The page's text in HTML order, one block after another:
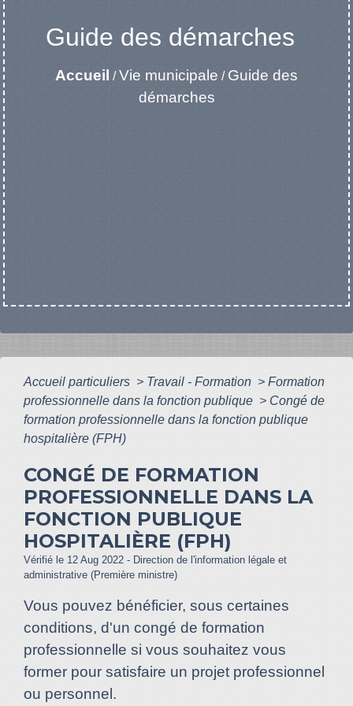
Guide des démarches
Accueil /Vie municipale / Guide des
démarches
Accueil particuliers > Travail - Formation > Formation
professionnelle dans la fonction publique > Congé de
formation professionnelle dans la fonction publique
hospitalière (FPH)
CONGÉ DE FORMATION
PROFESSIONNELLE DANS LA
FONCTION PUBLIQUE
HOSPITALIÈRE (FPH)
Vérifié le 12 Aug 2022 - Direction de l'information légale et
administrative (Première ministre)
Vous pouvez bénéficier, sous certaines
conditions, d'un congé de formation
professionnelle si vous souhaitez vous
former pour satisfaire un projet professionnel
ou personnel.